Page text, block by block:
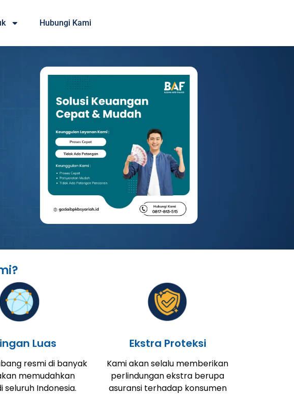
Hubungi Kami
Luas
resmi di banyak
memudahkan
seluruh Indonesia.
Ekstra Proteksi
Kami akan selalu memberikan
perlindungan ekstra berupa
asuransi terhadap konsumen